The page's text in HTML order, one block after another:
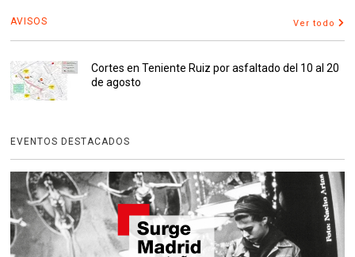
AVISOS Ver todo
Cortes en Teniente Ruiz por asfaltado del 10 al 20
de agosto
EVENTOS DESTACADOS